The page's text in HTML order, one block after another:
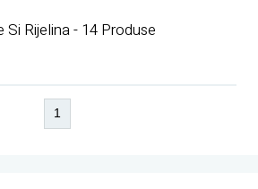
Si Rijelina - 14 Produse
1